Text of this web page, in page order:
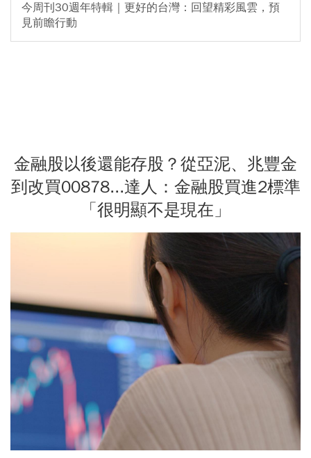
今周刊30週年特輯｜更好的台灣：回望精彩風雲，預
見前瞻行動
金融股以後還能存股？從亞泥、兆豐金
到改買00878...達人：金融股買進2標準
「很明顯不是現在」